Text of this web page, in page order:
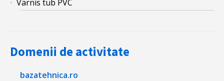
Varnis tub PVC
Domenii de activitate
bazatehnica.ro